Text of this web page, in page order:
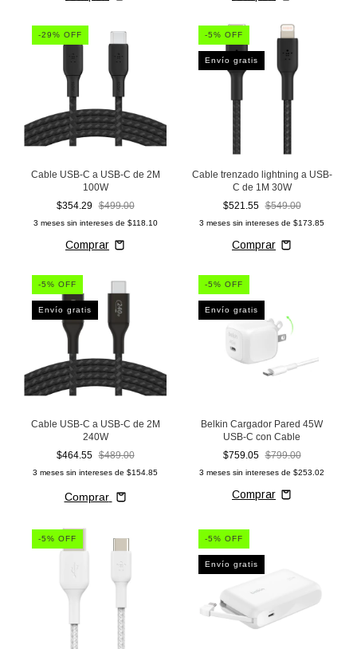
-29% OFF
Cable USB-C a USB-C de 2M
100W
$354.29 $499.00
3 meses sin intereses de $118.10
-5% OFF
Envío gratis
Cable trenzado lightning a USB-
C de 1M 30W
$521.55 $549.00
3 meses sin intereses de $173.85
-5% OFF
Envío gratis
Cable USB-C a USB-C de 2M
240W
$464.55 $489.00
3 meses sin intereses de $154.85
Comprar
-5% OFF
Envío gratis
Belkin Cargador Pared 45W
USB-C con Cable
$759.05 $799.00
3 meses sin intereses de $253.02
-5% OFF -5% OFF
Envío gratis